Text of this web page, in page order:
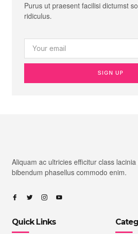
Purus ut praesent facilisi dictumst
ridiculus.
SIGN UP
Aliquam ac ultricies efficitur class
bibendum phasellus commodo enim.
Quick Links